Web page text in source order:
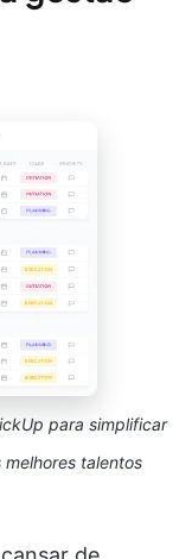
para simplificar
talentos